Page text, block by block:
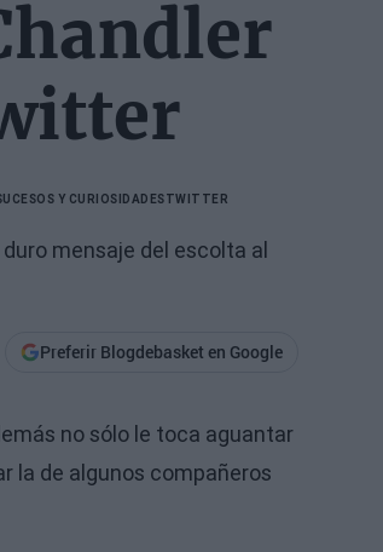
Y CURIOSIDADESTWITTER
mensaje del escolta al
Preferir Blogdebasket en Google
no sólo le toca aguantar
la de algunos compañeros